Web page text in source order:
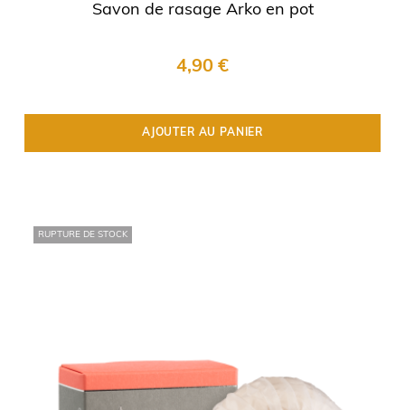
Savon de rasage Arko en pot
4,90 €
AJOUTER AU PANIER
RUPTURE DE STOCK